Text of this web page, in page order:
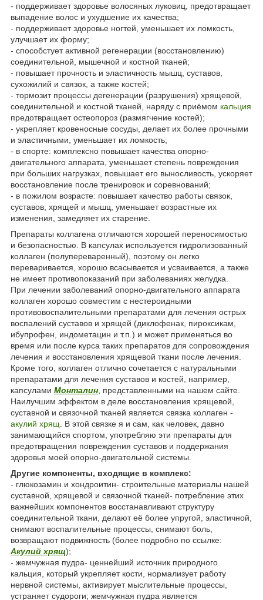
- поддерживает здоровье волосяных луковиц, предотвращает
выпадение волос и ухудшение их качества;
- поддерживает здоровье ногтей, уменьшает их ломкость,
улучшает их форму;
- способстует активной регенерации (восстановлению)
соединительной, мышечной и костной тканей;
- повышает прочность и эластичность мышц, суставов,
сухожилий и связок, а также костей;
- тормозит процессы дегенерации (разрушения) хрящевой,
соединительной и костной тканей, наряду с приёмом кальция
предотвращает остеопороз (размягчение костей);
- укрепляет кровеносные сосуды, делает их более прочными
и эластичными, уменьшает их ломкость;
- в спорте: комплексно повышает качества опорно-
двигательного аппарата, уменьшает степень повреждения
при больших нагрузках, повышает его выносливость, ускоряет
восстановление после тренировок и соревнований;
- в пожилом возрасте: повышает качество работы связок,
суставов, хрящей и мышц, уменьшает возрастные их
изменения, замедляет их старение.
Препараты коллагена отличаются хорошей переносимостью
и безопасностью. В капсулах используется гидролизованный
коллаген (полупереваренный), поэтому он легко
переваривается, хорошо всасывается и усваивается, а также
не имеет противопоказаний при заболеваниях желудка.
При лечении заболеваний опорно-двигательного аппарата
коллаген хорошо совместим с нестероидными
противовоспалительными препаратами для лечения острых
воспалений суставов и хрящей (диклофенак, пироксикам,
ибупрофен, индометацин и т.п.) и может применяться во
время или после курса таких препаратов для сопровождения
лечения и восстановления хрящевой ткани после лечения.
Кроме того, коллаген отлично сочетается с натуральными
препаратами для лечения суставов и костей, например,
капсулами Монталин , представленными на нашем сайте.
Наилучшим эффектом в деле восстановления хрящевой,
суставной и связочной тканей является связка коллаген -
акулий хрящ . В этой связке я и сам, как человек, давно
занимающийся спортом, употребляю эти препараты для
предотвращения повреждения суставов и поддержания
здоровья моей опорно-двигательной системы.
Другие компоненты, входящие в комплекс:
- глюкозамин и хондроитин- строительные материалы нашей
суставной, хрящевой и связочной тканей- потребление этих
важнейших компонентов восстанавливают структуру
соединительной ткани, делают её более упругой, эластичной,
снимают воспалительные процессы, снимают боль,
возвращают подвижность (более подробно по ссылке:
Акулий хрящ);
- жемчужная пудра- ценнейший источник природного
кальция, который укрепляет кости, нормализует работу
нервной системы, активирует мыслительные процессы,
устраняет судороги; жемчужная пудра является